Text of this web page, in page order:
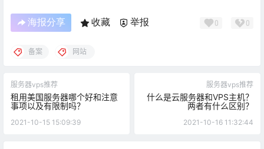
海报分享 收藏 举报 0 0
备案 网站
服务器vps推荐
租用美国服务器哪个好和注意
事项以及有限制吗？
2021-10-15 15:09:39
服务器vps推荐
什么是云服务器和VPS主机？
两者有什么区别？
2021-10-16 11:32:44